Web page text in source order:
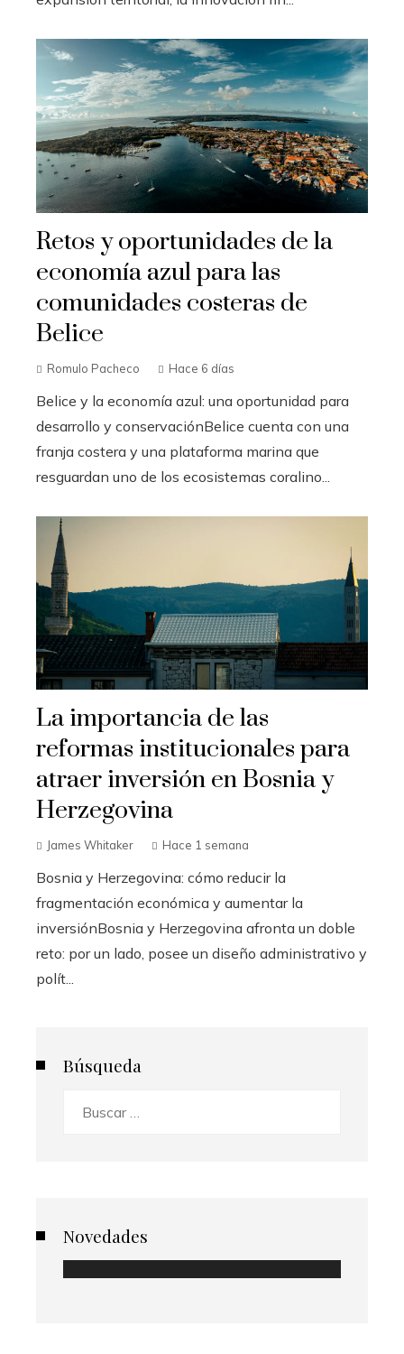
Retos y oportunidades de la
economía azul para las
comunidades costeras de
Belice
Romulo Pacheco Hace 6 días
Belice y la economía azul: una oportunidad para
desarrollo y conservaciónBelice cuenta con una
franja costera y una plataforma marina que
resguardan uno de los ecosistemas coralino...
La importancia de las
reformas institucionales para
atraer inversión en Bosnia y
Herzegovina
James Whitaker Hace 1 semana
Bosnia y Herzegovina: cómo reducir la
fragmentación económica y aumentar la
inversiónBosnia y Herzegovina afronta un doble
reto: por un lado, posee un diseño administrativo y
polít...
Búsqueda
Novedades